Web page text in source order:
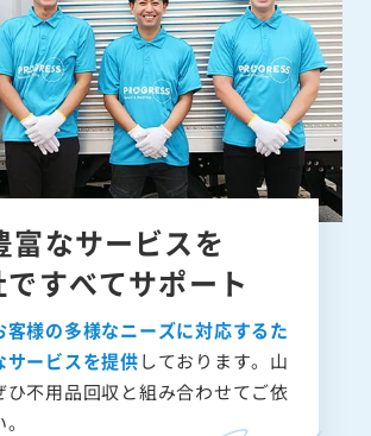
富なサービスを
ですべてサポート
客様の多様なニーズに対応するた
サービスを提供しております。山
ひ不用品回収と組み合わせてご依